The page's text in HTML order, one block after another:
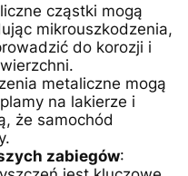
cząstki mogą
mikrouszkodzenia,
do korozji i
metaliczne mogą
na lakierze i
że samochód
zabiegów: